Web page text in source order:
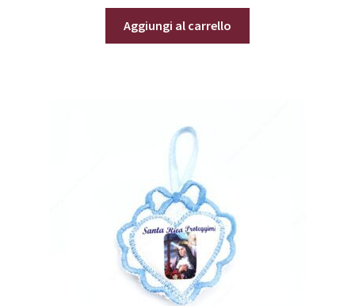
Aggiungi al carrello